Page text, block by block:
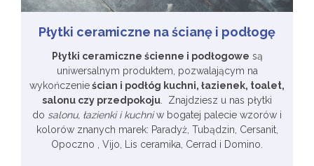
Płytki ceramiczne na ścianę i podłogę
Płytki ceramiczne ścienne i podłogowe są
uniwersalnym produktem, pozwalającym na
wykończenieścian i podłóg kuchni, łazienek, toalet,
salonu czy przedpokoju. Znajdziesz u nas płytki
do salonu, łazienki i kuchniw bogatej palecie wzorów i
kolorów znanych marek: Paradyż, Tubądzin, Cersanit,
Opoczno , Vijo, Lis ceramika, Cerrad i Domino.